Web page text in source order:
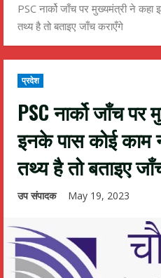
PSC नार्को जाँच पर मुख्यमंत्री ने
तथ्य है तो बताइए जाँच कराएँगे
प्रदेश
PSC नार्को जाँच
इनके पास कोई काम
तथ्य है तो बताइए
उप संपादक May 19, 2023